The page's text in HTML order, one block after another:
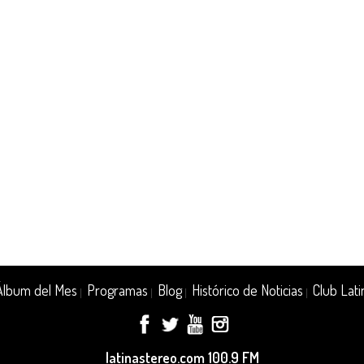
del Mes Programas Blog| Histórico de Noticias Club
latinastereo.com 100.9 FM